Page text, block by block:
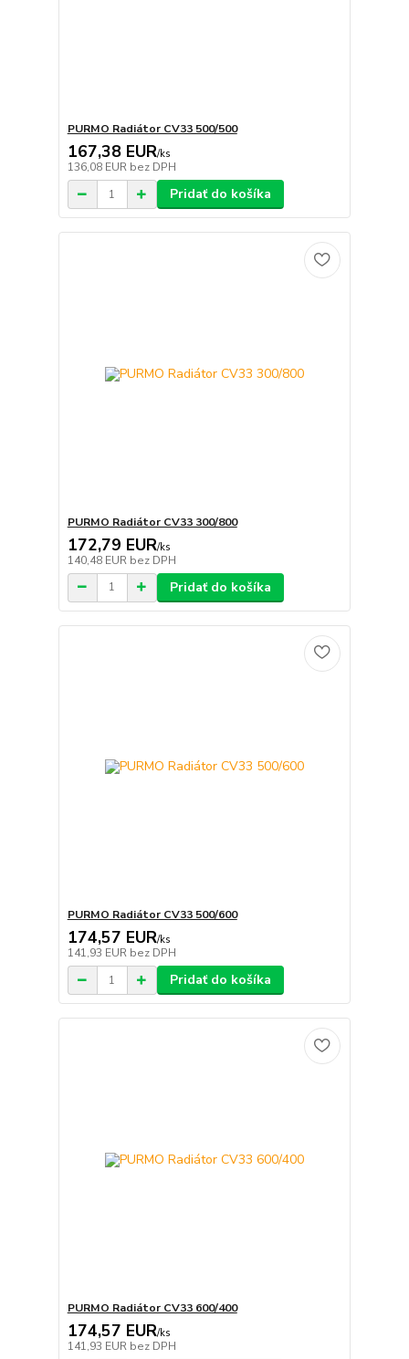
PURMO Radiátor CV33 500/500
167,38 EUR/ks
136,08 EUR bez DPH
Pridať do košíka
PURMO Radiátor CV33 300/800
172,79 EUR/ks
140,48 EUR bez DPH
Pridať do košíka
PURMO Radiátor CV33 500/600
174,57 EUR/ks
141,93 EUR bez DPH
Pridať do košíka
PURMO Radiátor CV33 600/400
174,57 EUR/ks
141,93 EUR bez DPH